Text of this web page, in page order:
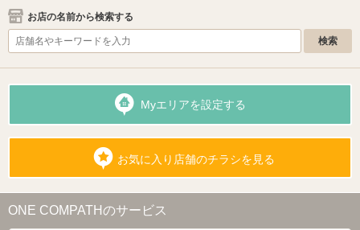
お店の名前から検索する
Myエリアを設定する
お気に入り店舗のチラシを見る
ONE COMPATHのサービス